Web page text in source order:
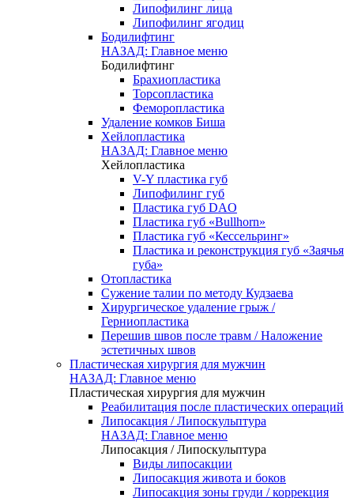
Липофилинг лица
Липофилинг ягодиц
Бодилифтинг
НАЗАД: Главное меню
Бодилифтинг
Брахиопластика
Торсопластика
Феморопластика
Удаление комков Биша
Хейлопластика
НАЗАД: Главное меню
Хейлопластика
V-Y пластика губ
Липофилинг губ
Пластика губ DAO
Пластика губ «Bullhorn»
Пластика губ «Кессельринг»
Пластика и реконструкция губ «Заячья
губа»
Отопластика
Сужение талии по методу Кудзаева
Хирургическое удаление грыж /
Герниопластика
Перешив швов после травм / Наложение
эстетичных швов
Пластическая хирургия для мужчин
НАЗАД: Главное меню
Пластическая хирургия для мужчин
Реабилитация после пластических операций
Липосакция / Липоскульптура
НАЗАД: Главное меню
Липосакция / Липоскульптура
Виды липосакции
Липосакция живота и боков
Липосакция зоны груди / коррекция